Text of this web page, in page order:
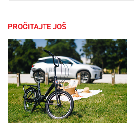
PROČITAJTE JOŠ